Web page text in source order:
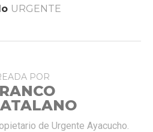
URGENTE
POR
de Urgente Ayacucho.